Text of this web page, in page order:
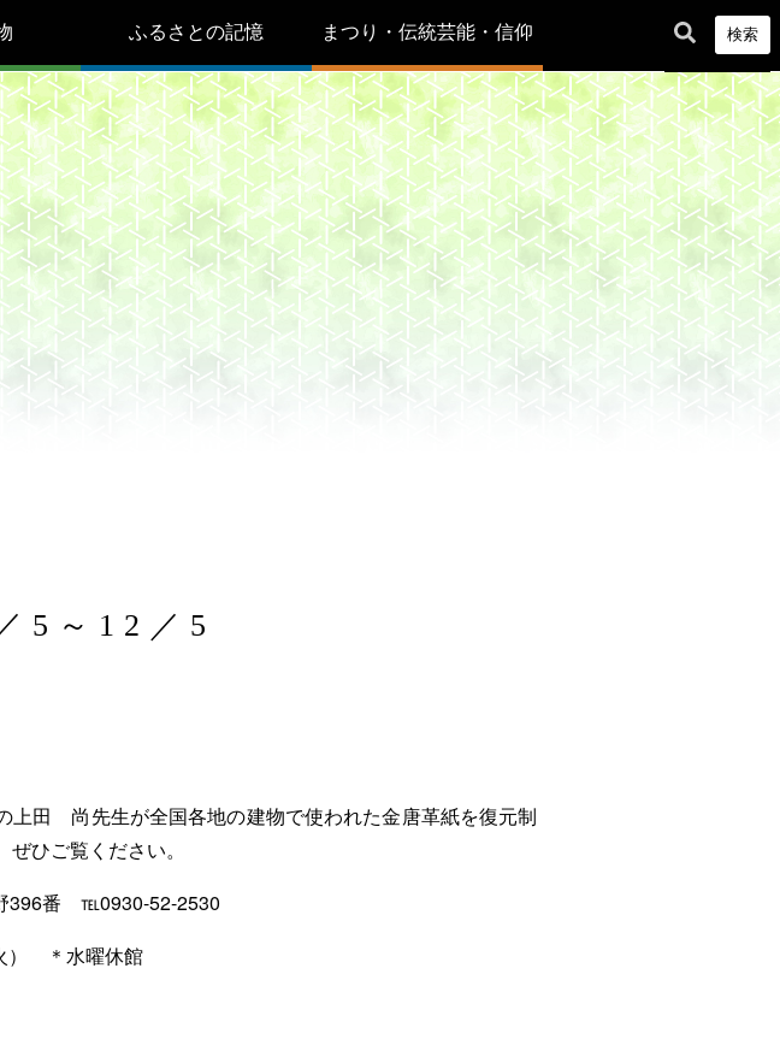
ふるさとの記憶 まつり・伝統芸能・信仰 検索
5～12／5
上田 尚先生が全国各地の建物で使われた金唐革紙を復元制
ぜひご覧ください。
396番 ℡0930-52-2530
） ＊水曜休館